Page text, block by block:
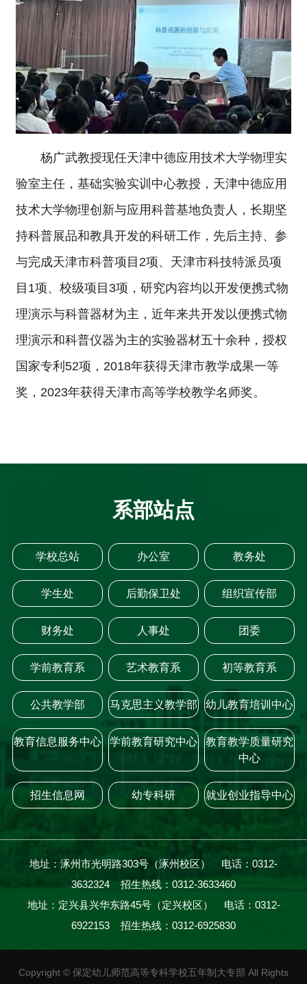
杨广武教授现任天津中德应用技术大学物理实
验室主任，基础实验实训中心教授，天津中德应用
技术大学物理创新与应用科普基地负责人，长期坚
持科普展品和教具开发的科研工作，先后主持、参
与完成天津市科普项目2项、天津市科技特派员项
目1项、校级项目3项，研究内容均以开发便携式物
理演示与科普器材为主，近年来共开发以便携式物
理演示和科普仪器为主的实验器材五十余种，授权
国家专利52项，2018年获得天津市教学成果一等
奖，2023年获得天津市高等学校教学名师奖。
系部站点
学校总站 办公室 教务处
学生处 后勤保卫处 组织宣传部
财务处 人事处 团委
学前教育系 艺术教育系 初等教育系
公共教学部 马克思主义教学部 幼儿教育培训中心
教育信息服务中心 学前教育研究中心
教育教学质量研究
中心
招生信息网 幼专科研 就业创业指导中心
地址：涿州市光明路303号（涿州校区） 电话：0312-
3632324 招生热线：0312-3633460
地址：定兴县兴华东路45号（定兴校区） 电话：0312-
6922153 招生热线：0312-6925830
Copyright © 保定幼儿师范高等专科学校五年制大专部 All Rights